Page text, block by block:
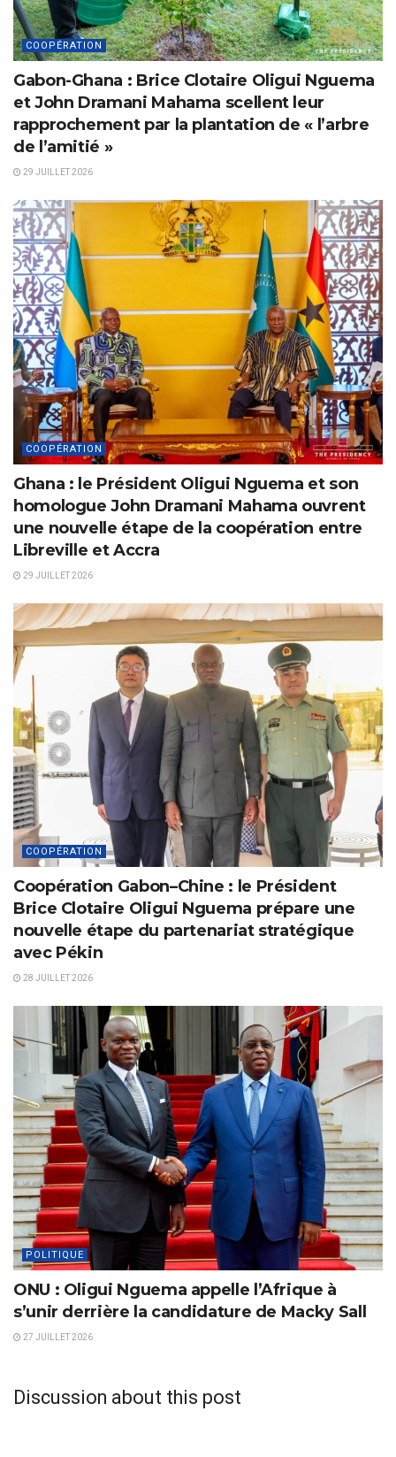
COOPÉRATION
Gabon-Ghana : Brice Clotaire Oligui Nguema
et John Dramani Mahama scellent leur
rapprochement par la plantation de « l’arbre
de l’amitié »
29 JUILLET 2026
COOPÉRATION
Ghana : le Président Oligui Nguema et son
homologue John Dramani Mahama ouvrent
une nouvelle étape de la coopération entre
Libreville et Accra
29 JUILLET 2026
COOPÉRATION
Coopération Gabon–Chine : le Président
Brice Clotaire Oligui Nguema prépare une
nouvelle étape du partenariat stratégique
avec Pékin
28 JUILLET 2026
POLITIQUE
ONU : Oligui Nguema appelle l’Afrique à
s’unir derrière la candidature de Macky Sall
27 JUILLET 2026
Discussion about this post